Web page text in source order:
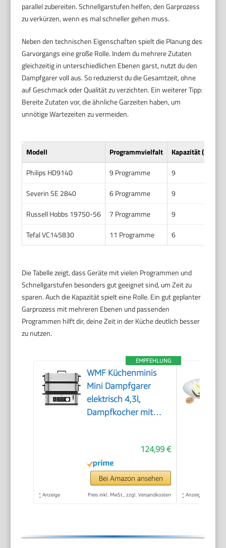
parallel zubereiten. Schnellgarstufen helfen, den Garprozess
zu verkürzen, wenn es mal schneller gehen muss.
Neben den technischen Eigenschaften spielt die Planung des
Garvorgangs eine große Rolle. Indem du mehrere Zutaten
gleichzeitig in unterschiedlichen Ebenen garst, nutzt du den
Dampfgarer voll aus. So reduzierst du die Gesamtzeit, ohne
auf Geschmack oder Qualität zu verzichten. Ein weiterer Tipp:
Bereite Zutaten vor, die ähnliche Garzeiten haben, um
unnötige Wartezeiten zu vermeiden.
Modell Programmvielfalt
Kapazität (Liter)
Philips HD9140
9 Programme
9
Severin SE 2840
6 Programme
9
Russell Hobbs 19750-56
7 Programme
9
Tefal VC145830
11 Programme 6
Die Tabelle zeigt, dass Geräte mit vielen Programmen und
Schnellgarstufen besonders gut geeignet sind, um Zeit zu
sparen. Auch die Kapazität spielt eine Rolle. Ein gut geplanter
Garprozess mit mehreren Ebenen und passenden
Programmen hilft dir, deine Zeit in der Küche deutlich besser
zu nutzen.
EMPFEHLUNG
WMF Küchenminis
Mini Dampfgarer
elektrisch 4,3l,
Dampfkocher mit
Warmhaltefunktion,
Restlaufzeitanzeige, 2
Garbehälter
124,99 €
Bei Amazon ansehen
* Anzeige Preis inkl. MwSt., zzgl. Versandkosten * Anzeige